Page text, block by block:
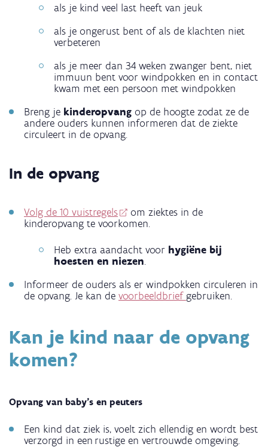
als je kind veel last heeft van jeuk
als je ongerust bent of als de klachten niet
verbeteren
als je meer dan 34 weken zwanger bent, niet
immuun bent voor windpokken en in contact
kwam met een persoon met windpokken
Breng je kinderopvang op de hoogte zodat ze de
andere ouders kunnen informeren dat de ziekte
circuleert in de opvang.
In de opvang
Volg de 10 vuistregels
om ziektes in de
kinderopvang te voorkomen.
Heb extra aandacht voor hygiëne bij
hoesten en niezen.
Informeer de ouders als er windpokken circuleren in
de opvang. Je kan de voorbeeldbrief gebruiken.
Kan je kind naar de opvang
komen?
Opvang van baby's en peuters
Een kind dat ziek is, voelt zich ellendig en wordt best
verzorgd in een rustige en vertrouwde omgeving.